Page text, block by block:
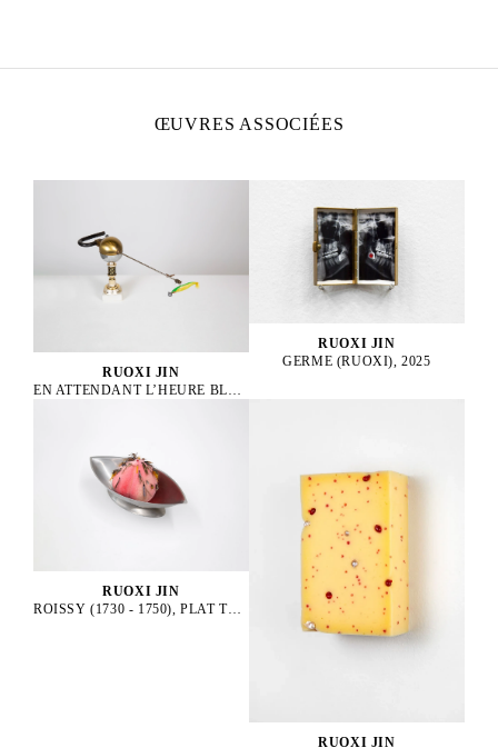
ŒUVRES ASSOCIÉES
RUOXI JIN
EN ATTENDANT L’HEURE BLEUE, 2025
RUOXI JIN
GERME (RUOXI), 2025
RUOXI JIN
ROISSY (1730 - 1750), PLAT TRADITIONNEL, 2025
RUOXI JIN